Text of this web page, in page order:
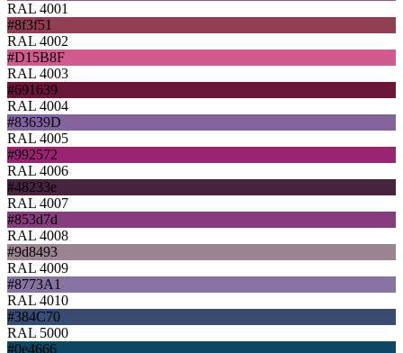
RAL 4001
#8f3f51
RAL 4002
#D15B8F
RAL 4003
#691639
RAL 4004
#83639D
RAL 4005
#992572
RAL 4006
#48233e
RAL 4007
#853d7d
RAL 4008
#9d8493
RAL 4009
#8773A1
RAL 4010
#384C70
RAL 5000
#0e4666